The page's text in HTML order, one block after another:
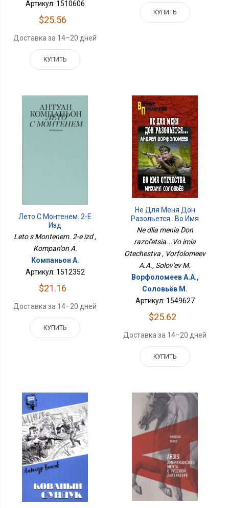
Артикул: 1510606
$25.56
Доставка за 14–20 дней
КУПИТЬ
КУПИТЬ
Лето С Монтенем. 2-Е
Изд
Leto s Montenem. 2-e izd ,
Kompan'on A.
Компаньон А.
Артикул: 1512352
$21.16
Доставка за 14–20 дней
КУПИТЬ
Не Для Меня Дон
Разольется...Во Имя
Отечества
Ne dlia menia Don
razol'etsia...Vo imia
Otechestva , Vorfolomeev
A.A., Solov'ev M.
Ворфоломеев А.А.,
Соловьёв М.
Артикул: 1549627
$25.62
Доставка за 14–20 дней
КУПИТЬ